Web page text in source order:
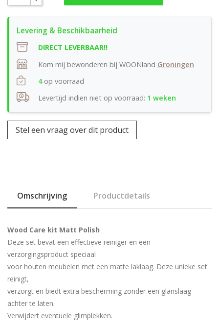
DIRECT LEVERBAAR!!
Kom mij bewonderen bij WOONland Groningen
4op voorraad
Levertijd indien niet op voorraad: 1 weken
Stel een vraag over dit product
Omschrijving Productdetails
Wood Care kit Matt Polish
Deze set bevat een effectieve reiniger en een
verzorgingsproduct speciaal
voor houten meubelen met een matte laklaag. Deze unieke set
reinigt,
verzorgt en biedt extra bescherming zonder een glanslaag
achter te laten.
Verwijdert eventuele glimplekken.